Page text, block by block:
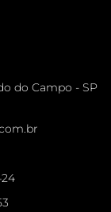
do Campo - SP